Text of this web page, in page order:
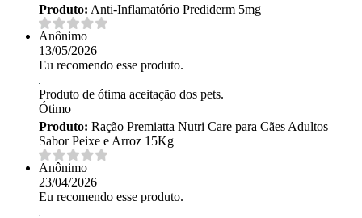
Produto: Anti-Inflamatório Prediderm 5mg
Anônimo
13/05/2026
Eu recomendo esse produto.
Produto de ótima aceitação dos pets.
Ótimo
Produto: Ração Premiatta Nutri Care para Cães Adultos
Sabor Peixe e Arroz 15Kg
Anônimo
23/04/2026
Eu recomendo esse produto.